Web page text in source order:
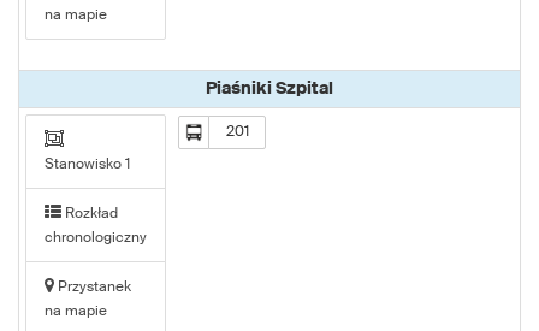
na mapie
Piaśniki Szpital
Stanowisko 1
Rozkład
chronologiczny
Przystanek
na mapie
201